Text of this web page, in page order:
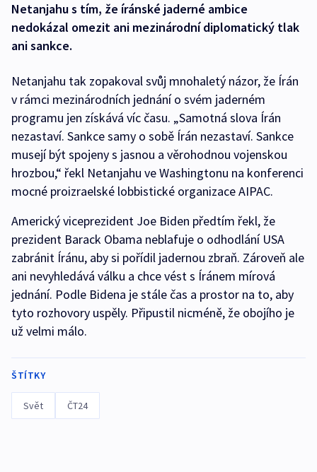
Netanjahu s tím, že íránské jaderné ambice
nedokázal omezit ani mezinárodní diplomatický tlak
ani sankce.
Netanjahu tak zopakoval svůj mnohaletý názor, že Írán
v rámci mezinárodních jednání o svém jaderném
programu jen získává víc času. „Samotná slova Írán
nezastaví. Sankce samy o sobě Írán nezastaví. Sankce
musejí být spojeny s jasnou a věrohodnou vojenskou
hrozbou,“ řekl Netanjahu ve Washingtonu na konferenci
mocné proizraelské lobbistické organizace AIPAC.
Americký viceprezident Joe Biden předtím řekl, že
prezident Barack Obama neblafuje o odhodlání USA
zabránit Íránu, aby si pořídil jadernou zbraň. Zároveň ale
ani nevyhledává válku a chce vést s Íránem mírová
jednání. Podle Bidena je stále čas a prostor na to, aby
tyto rozhovory uspěly. Připustil nicméně, že obojího je
už velmi málo.
ŠTÍTKY
Svět ČT24